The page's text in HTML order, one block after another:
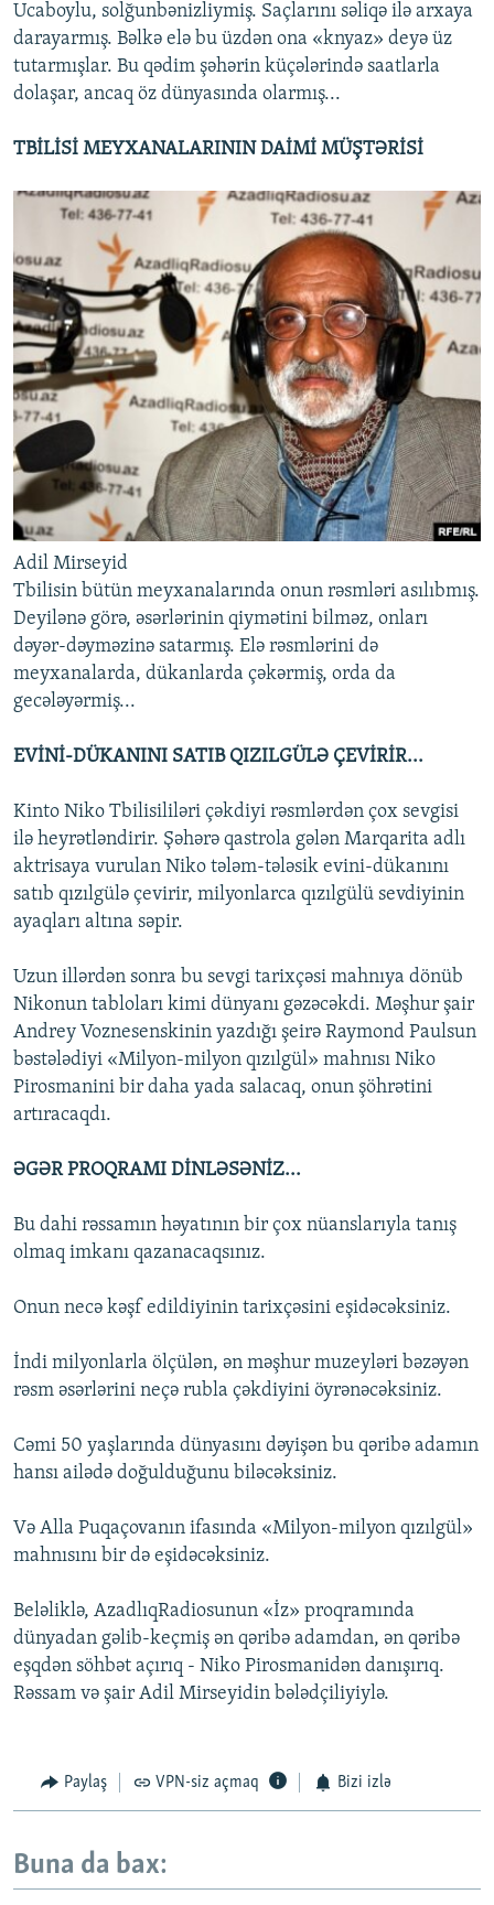
Ucaboylu, solğunbənizliymiş. Saçlarını səliqə ilə arxaya
darayarmış. Bəlkə elə bu üzdən ona «knyaz» deyə üz
tutarmışlar. Bu qədim şəhərin küçələrində saatlarla
dolaşar, ancaq öz dünyasında olarmış...
TBİLİSİ MEYXANALARININ DAİMİ MÜŞTƏRİSİ
Adil Mirseyid
Tbilisin bütün meyxanalarında onun rəsmləri asılıbmış.
Deyilənə görə, əsərlərinin qiymətini bilməz, onları
dəyər-dəyməzinə satarmış. Elə rəsmlərini də
meyxanalarda, dükanlarda çəkərmiş, orda da
gecələyərmiş...
EVİNİ-DÜKANINI SATIB QIZILGÜLƏ ÇEVİRİR...
Kinto Niko Tbilisililəri çəkdiyi rəsmlərdən çox sevgisi
ilə heyrətləndirir. Şəhərə qastrola gələn Marqarita adlı
aktrisaya vurulan Niko tələm-tələsik evini-dükanını
satıb qızılgülə çevirir, milyonlarca qızılgülü sevdiyinin
ayaqları altına səpir.
Uzun illərdən sonra bu sevgi tarixçəsi mahnıya dönüb
Nikonun tabloları kimi dünyanı gəzəcəkdi. Məşhur şair
Andrey Voznesenskinin yazdığı şeirə Raymond Paulsun
bəstələdiyi «Milyon-milyon qızılgül» mahnısı Niko
Pirosmanini bir daha yada salacaq, onun şöhrətini
artıracaqdı.
ƏGƏR PROQRAMI DİNLƏSƏNİZ...
Bu dahi rəssamın həyatının bir çox nüanslarıyla tanış
olmaq imkanı qazanacaqsınız.
Onun necə kəşf edildiyinin tarixçəsini eşidəcəksiniz.
İndi milyonlarla ölçülən, ən məşhur muzeyləri bəzəyən
rəsm əsərlərini neçə rubla çəkdiyini öyrənəcəksiniz.
Cəmi 50 yaşlarında dünyasını dəyişən bu qəribə adamın
hansı ailədə doğulduğunu biləcəksiniz.
Və Alla Puqaçovanın ifasında «Milyon-milyon qızılgül»
mahnısını bir də eşidəcəksiniz.
Beləliklə, AzadlıqRadiosunun «İz» proqramında
dünyadan gəlib-keçmiş ən qəribə adamdan, ən qəribə
eşqdən söhbət açırıq - Niko Pirosmanidən danışırıq.
Rəssam və şair Adil Mirseyidin bələdçiliyiylə.
Paylaş VPN-siz açmaq Bizi izlə
Buna da bax: